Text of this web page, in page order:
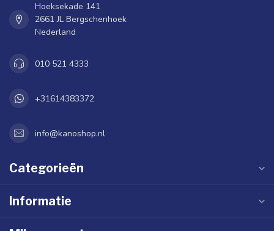
Hoeksekade 141
2661 JL Bergschenhoek
Nederland
010 521 4333
+31614383372
info@kanoshop.nl
Categorieën
Informatie